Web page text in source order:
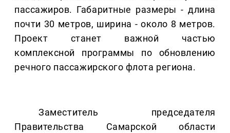
пассажиров. Габаритные размеры - длина
почти 30 метров, ширина - около 8 метров.
Проект станет важной частью
комплексной программы по обновлению
речного пассажирского флота региона.
Заместитель председателя
Правительства Самарской области